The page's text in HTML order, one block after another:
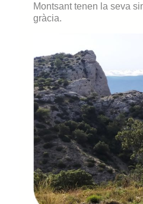
Montsant tenen la seva
gràcia.